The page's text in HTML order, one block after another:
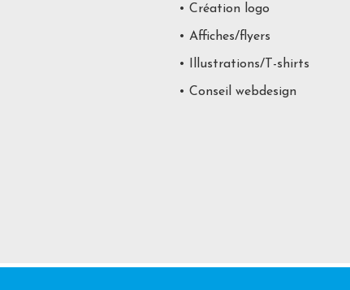
• Création logo
• Affiches/flyers
• Illustrations/T-shirts
• Conseil webdesign